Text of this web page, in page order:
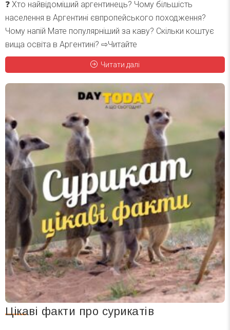
❓ Хто найвідоміший аргентинець? Чому більшість
населення в Аргентині євпропейського походження?
Чому напій Мате популярніший за каву? Скільки коштує
вища освіта в Аргентині? ⇨Читайте
Читати далі
Цікаві факти про сурикатів